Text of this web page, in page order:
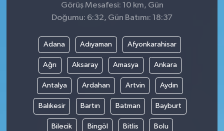
Görüş Mesafesi: 10 km, Gün
Doğumu: 6:32, Gün Batımı: 18:37
Adana Adıyaman Afyonkarahisar
Ağrı Aksaray Amasya Ankara
Antalya Ardahan Artvin Aydın
Balıkesir Bartın Batman Bayburt
Bilecik Bingöl Bitlis Bolu